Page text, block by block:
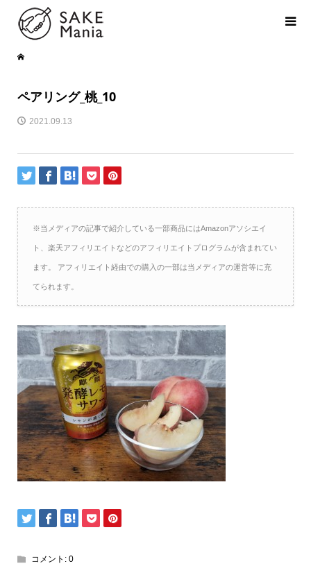
ペアリング_桃_10
2021.09.13
※当メディアの記事で紹介している一部商品にはAmazonアソシエイ
ト、楽天アフィリエイトなどのアフィリエイトプログラムが含まれてい
ます。 アフィリエイト経由での購入の一部は当メディアの運営等に充
てられます。
コメント: 0